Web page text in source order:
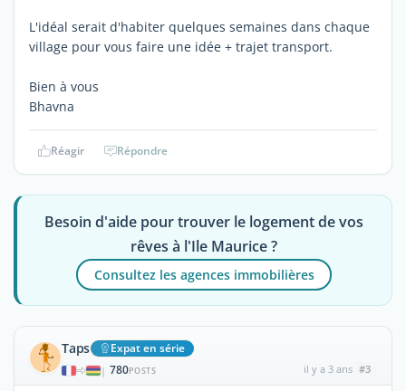
L'idéal serait d'habiter quelques semaines dans chaque
village pour vous faire une idée + trajet transport.
Bien à vous
Bhavna
Réagir Répondre
Besoin d'aide pour trouver le logement de vos
rêves à l'Ile Maurice ?
Consultez les agences immobilières
Taps Expat en série
| 780POSTS il y a 3 ans #3